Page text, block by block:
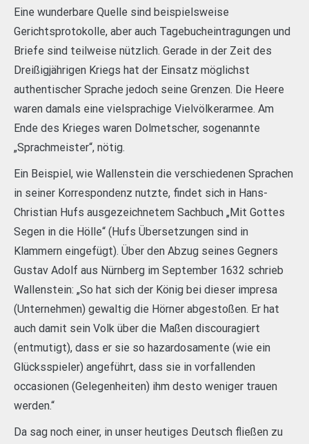
Eine wunderbare Quelle sind beispielsweise
Gerichtsprotokolle, aber auch Tagebucheintragungen und
Briefe sind teilweise nützlich. Gerade in der Zeit des
Dreißigjährigen Kriegs hat der Einsatz möglichst
authentischer Sprache jedoch seine Grenzen. Die Heere
waren damals eine vielsprachige Vielvölkerarmee. Am
Ende des Krieges waren Dolmetscher, sogenannte
„Sprachmeister“, nötig.
Ein Beispiel, wie Wallenstein die verschiedenen Sprachen
in seiner Korrespondenz nutzte, findet sich in Hans-
Christian Hufs ausgezeichnetem Sachbuch „Mit Gottes
Segen in die Hölle“ (Hufs Übersetzungen sind in
Klammern eingefügt). Über den Abzug seines Gegners
Gustav Adolf aus Nürnberg im September 1632 schrieb
Wallenstein: „So hat sich der König bei dieser impresa
(Unternehmen) gewaltig die Hörner abgestoßen. Er hat
auch damit sein Volk über die Maßen discouragiert
(entmutigt), dass er sie so hazardosamente (wie ein
Glücksspieler) angeführt, dass sie in vorfallenden
occasionen (Gelegenheiten) ihm desto weniger trauen
werden.“
Da sag noch einer, in unser heutiges Deutsch fließen zu